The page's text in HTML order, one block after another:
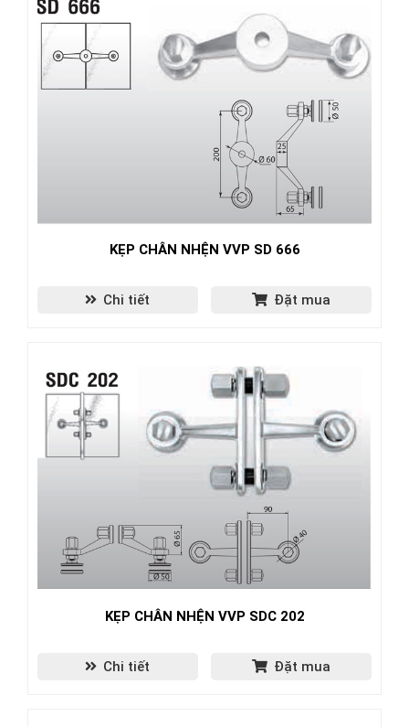
KẸP CHÂN NHỆN VVP SD 666
Chi tiết Đặt mua
KẸP CHÂN NHỆN VVP SDC 202
Chi tiết Đặt mua